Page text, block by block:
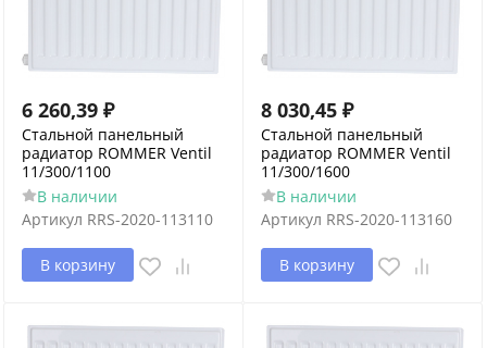
6 260,39 ₽
Стальной панельный
радиатор ROMMER Ventil
11/300/1100
В наличии
Артикул RRS-2020-113110
В корзину
8 030,45 ₽
Стальной панельный
радиатор ROMMER Ventil
11/300/1600
В наличии
Артикул RRS-2020-113160
В корзину